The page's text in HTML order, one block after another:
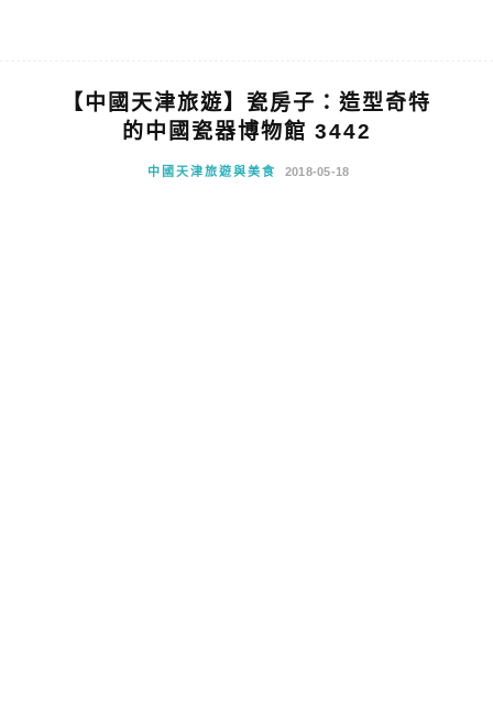
【中國天津旅遊】瓷房子：造型奇特
的中國瓷器博物館 3442
中國天津旅遊與美食 2018-05-18